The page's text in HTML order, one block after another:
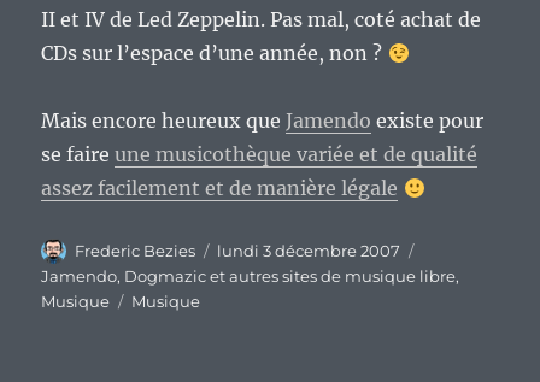
II et IV de Led Zeppelin. Pas mal, coté achat de
CDs sur l’espace d’une année, non ?
Mais encore heureux que Jamendo existe pour
se faireune musicothèque variée et de qualité
assez facilement et de manière légale
Auteur
Frederic Bezies
Publié
le
lundi 3 décembre 2007
Jamendo, Dogmazic et autres sites de musique libre,
Musique
Étiquettes
Musique